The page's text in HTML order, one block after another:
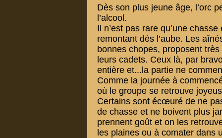
Dès son plus jeune âge, l’orc
l’alcool.
Il n’est pas rare qu’une
remontant dès l’aube. Les
bonnes chopes, proposent
leurs cadets. Ceux là, par
entière et...la partie ne
Comme la journée à
où le groupe se retrouve
Certains sont écœuré de ne
de chasse et ne boivent plus
prennent goût et on les
les plaines ou à comater dans